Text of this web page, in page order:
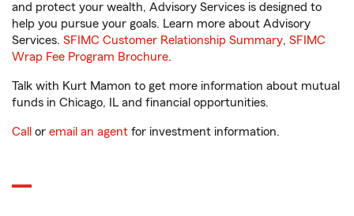
and protect your wealth, Advisory Services is designed to
help you pursue your goals. Learn more about Advisory
Services. SFIMC Customer Relationship Summary, SFIMC
Wrap Fee Program Brochure.
Talk with Kurt Mamon to get more information about mutual
funds in Chicago, IL and financial opportunities.
Call or email an agent for investment information.